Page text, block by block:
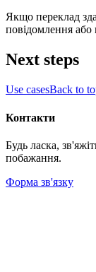
Якщо переклад
повідомлення або
Next steps
Use casesBack to
Контакти
Будь ласка,
побажання.
Форма зв'язку